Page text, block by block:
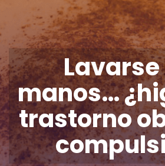
manos…
trastorno